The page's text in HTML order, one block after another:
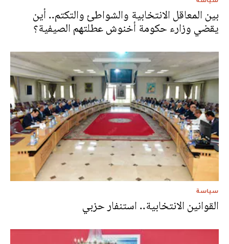
بين المعاقل الانتخابية والشواطئ والتكتم.. أين
يقضي وزارء حكومة أخنوش عطلتهم الصيفية؟
سياسة
القوانين الانتخابية.. استنفار حزبي